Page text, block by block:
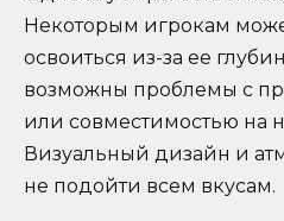
Некоторым игрокам
освоиться из-за ее
возможны проблемы с
или совместимостью на
Визуальный дизайн и
не подойти всем вкусам.